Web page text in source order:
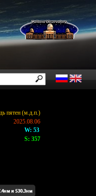
пятен (м.д.п.)
2025.08.06
W: 53
S: 357